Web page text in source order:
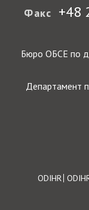
Факс +48
Бюро ОБСЕ по
Департамент
Footer
ODIHR